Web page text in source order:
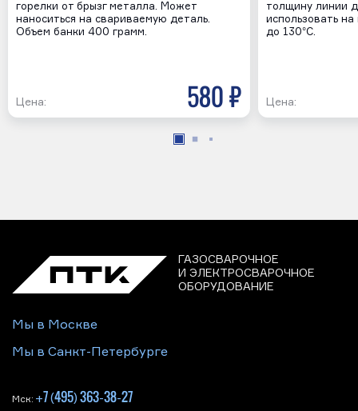
горелки от брызг металла. Может
наноситься на свариваемую деталь.
Объем банки 400 грамм.
Цена: 580 р
толщину линии
использовать
до 130°C.
Цена:
ГАЗОСВАРОЧНОЕ
И ЭЛЕКТРОСВАРОЧНОЕ
ОБОРУДОВАНИЕ
Мы в Москве
Мы в Санкт-Петербурге
Мск: +7 (495) 363-38-27